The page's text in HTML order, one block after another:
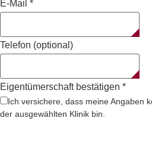
E-Mail *
Telefon (optional)
Eigentümerschaft bestätigen *
Ich versichere, dass meine Angaben
der ausgewählten Klinik bin.